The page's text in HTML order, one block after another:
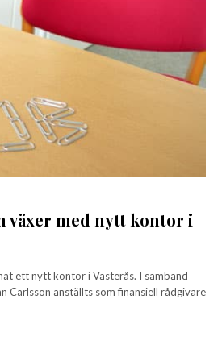
växer med nytt kontor i
ett nytt kontor i Västerås. I samband
Carlsson anställts som finansiell rådgivare